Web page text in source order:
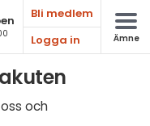
Bli medlem
Logga in
Ämne
och